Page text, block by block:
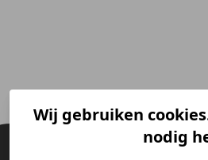
Wij gebruiken
nodig